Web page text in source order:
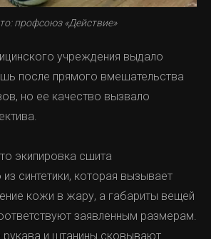
профсоюз «Действие»
учреждения выдало
после прямого вмешательства
но ее качество вызвало
экипировка сшита
синтетики, которая вызывает
кожи в жару, а габариты вещей
заявленным размерам.
и штанины сковывают